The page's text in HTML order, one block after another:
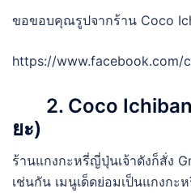
ขอขอบคุณรูปจากร้าน Coco
https://www.facebook.com/
2. Coco
ยะ)
ร้านแกงกะหรี่ญี่ปุ่นเจ้าดังก็สั่ง
เช่นกัน เมนูเด็ดย่อมเป็นแกงกะ